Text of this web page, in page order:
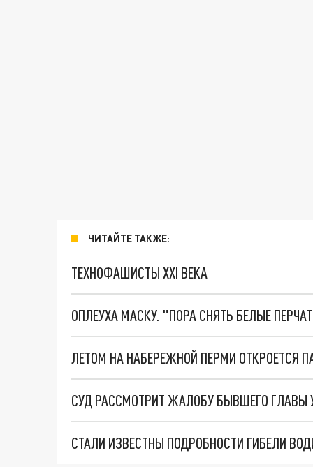
ЧИТАЙТЕ ТАКЖЕ:
ТЕХНОФАШИСТЫ XXI ВЕКА
ОПЛЕУХА МАСКУ. "ПОРА СНЯТЬ БЕЛЫЕ
ЛЕТОМ НА НАБЕРЕЖНОЙ ПЕРМИ ОТКРОЕТСЯ
СУД РАССМОТРИТ ЖАЛОБУ БЫВШЕГО ГЛАВЫ
СТАЛИ ИЗВЕСТНЫ ПОДРОБНОСТИ ГИБЕЛИ